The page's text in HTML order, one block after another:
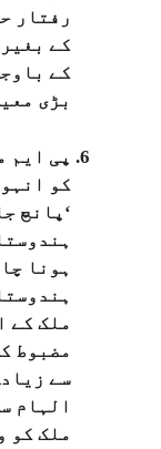
رفتار
کے
کے
بڑی
کو
‘پانچ
ہونا
ملک کے
مضبوط
سے
الہام
ملک کو